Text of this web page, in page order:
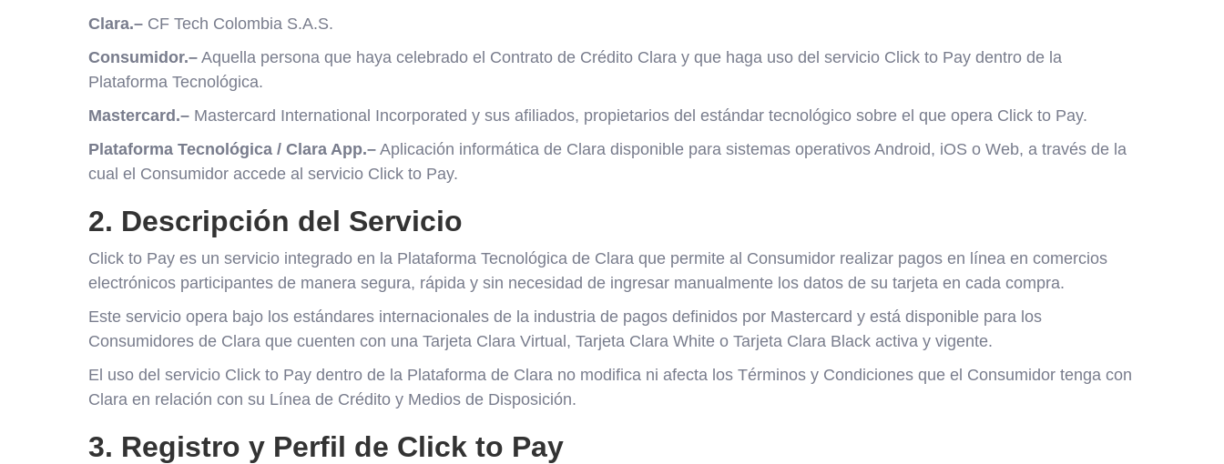
Clara.– CF Tech Colombia S.A.S.
Consumidor.– Aquella persona que haya celebrado el Contrato de Crédito Clara y que haga uso del servicio Click to Pay dentro de la
Plataforma Tecnológica.
Mastercard.– Mastercard International Incorporated y sus afiliados, propietarios del estándar tecnológico sobre el que opera Click to Pay.
Plataforma Tecnológica / Clara App.– Aplicación informática de Clara disponible para sistemas operativos Android, iOS o Web, a través de la
cual el Consumidor accede al servicio Click to Pay.
2. Descripción del Servicio
Click to Pay es un servicio integrado en la Plataforma Tecnológica de Clara que permite al Consumidor realizar pagos en línea en comercios
electrónicos participantes de manera segura, rápida y sin necesidad de ingresar manualmente los datos de su tarjeta en cada compra.
Este servicio opera bajo los estándares internacionales de la industria de pagos definidos por Mastercard y está disponible para los
Consumidores de Clara que cuenten con una Tarjeta Clara Virtual, Tarjeta Clara White o Tarjeta Clara Black activa y vigente.
El uso del servicio Click to Pay dentro de la Plataforma de Clara no modifica ni afecta los Términos y Condiciones que el Consumidor tenga con
Clara en relación con su Línea de Crédito y Medios de Disposición.
3. Registro y Perfil de Click to Pay